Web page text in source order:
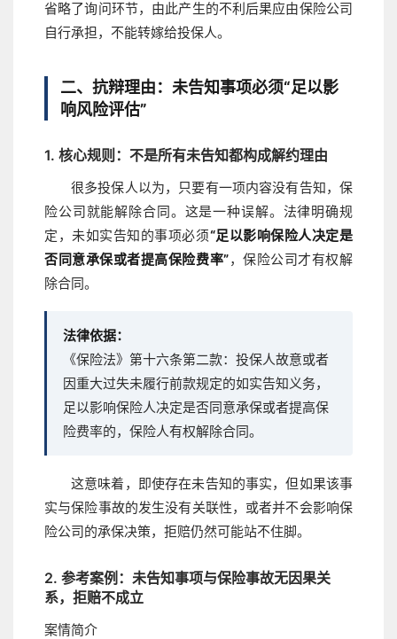
省略了询问环节，由此产生的不利后果应由保险公司
自行承担，不能转嫁给投保人。
二、抗辩理由：未告知事项必须“足以影
响风险评估”
1. 核心规则：不是所有未告知都构成解约理由
很多投保人以为，只要有一项内容没有告知，保
险公司就能解除合同。这是一种误解。法律明确规
定，未如实告知的事项必须“足以影响保险人决定是
否同意承保或者提高保险费率”，保险公司才有权解
除合同。
法律依据：
《保险法》第十六条第二款：投保人故意或者
因重大过失未履行前款规定的如实告知义务，
足以影响保险人决定是否同意承保或者提高保
险费率的，保险人有权解除合同。
这意味着，即使存在未告知的事实，但如果该事
实与保险事故的发生没有关联性，或者并不会影响保
险公司的承保决策，拒赔仍然可能站不住脚。
2. 参考案例：未告知事项与保险事故无因果关
系，拒赔不成立
案情简介